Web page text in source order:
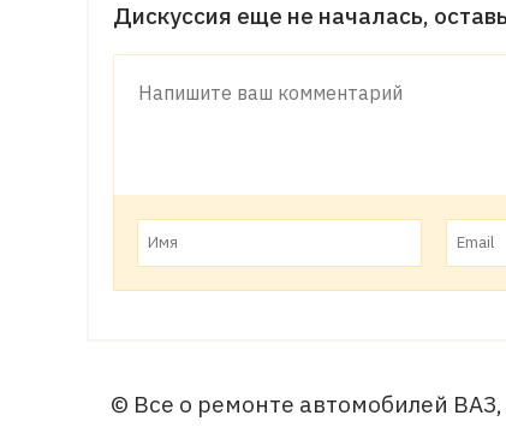
Дискуссия еще не началась,
© Все о ремонте автомобилей